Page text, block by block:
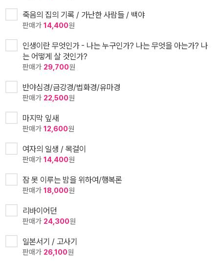
죽음의 집의 기록 / 가난한 사람들 / 백야
판매가 14,400원
인생이란 무엇인가 - 나는 누구인가? 나는 무엇을 아는가? 나
는 어떻게 살 것인가?
판매가 29,700원
반야심경/금강경/법화경/유마경
판매가 22,500원
마지막 잎새
판매가 12,600원
여자의 일생 / 목걸이
판매가 14,400원
잠 못 이루는 밤을 위하여/행복론
판매가 18,000원
리바이어던
판매가 24,300원
일본서기 / 고사기
판매가 26,100원